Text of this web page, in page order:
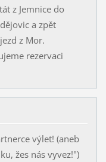
z Jemnice do
a zpět
z Mor.
rezervaci
výlet! (aneb
žes nás vyvez!")